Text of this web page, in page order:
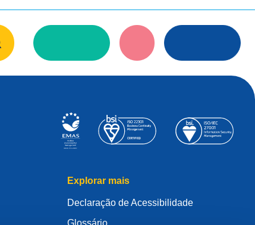
Explorar mais
Declaração de Acessibilidade
Glossário